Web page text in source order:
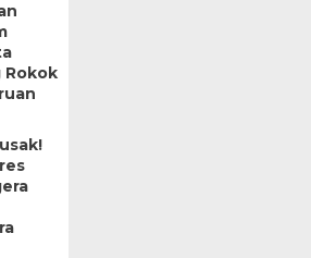
Rokok